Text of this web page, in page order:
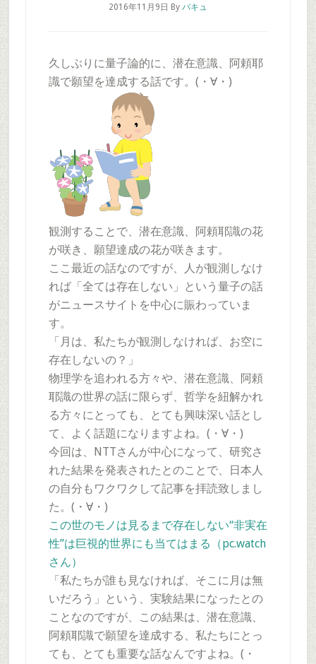
2016年11月9日 By バキュ
久しぶりに量子論的に、潜在意識、阿頼耶
識で願望を達成する話です。(・∀・)
観測することで、潜在意識、阿頼耶識の花
が咲き、願望達成の花が咲きます。
ここ最近の話なのですが、人が観測しなけ
れば「全ては存在しない」という量子の話
がニュースサイトを中心に賑わっていま
す。
「月は、私たちが観測しなければ、お空に
存在しないの？」
物理学を追われる方々や、潜在意識、阿頼
耶識の世界の話に限らず、哲学を紐解かれ
る方々にとっても、とても興味深い話とし
て、よく話題になりますよね。(・∀・)
今回は、NTTさんが中心になって、研究さ
れた結果を発表されたとのことで、日本人
の自分もワクワクして記事を拝読致しまし
た。(・∀・)
この世のモノは見るまで存在しない“非実在
性”は巨視的世界にも当てはまる（pc.watch
さん）
「私たちが誰も見なければ、そこに月は無
いだろう」という、実験結果になったとの
ことなのですが、この結果は、潜在意識、
阿頼耶識で願望を達成する、私たちにとっ
ても、とても重要な話なんですよね。(・